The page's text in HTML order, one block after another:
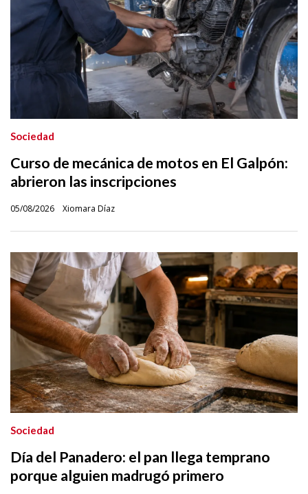
Curso de mecánica de motos en El Galpón:
abrieron las inscripciones
Xiomara Díaz
Sociedad
05/08/2026
Día del Panadero: el pan llega temprano
porque alguien madrugó primero
Sociedad